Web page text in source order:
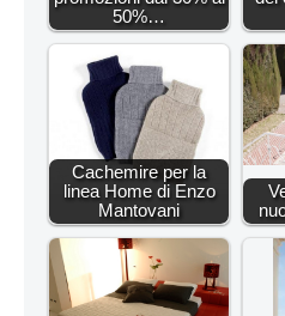
50%…
Cachemire per la
linea Home di Enzo
Mantovani